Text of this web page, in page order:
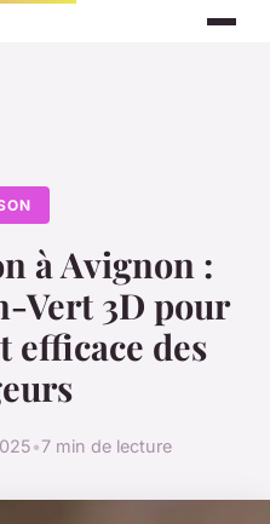
à Avignon :
Vert 3D pour
efficace des
•7 min de lecture